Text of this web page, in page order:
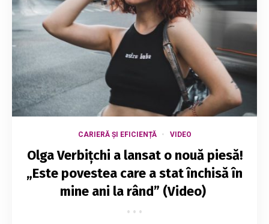
CARIERĂ ȘI EFICIENȚĂ VIDEO
Olga Verbițchi a lansat o nouă piesă!
„Este povestea care a stat închisă în
mine ani la rând” (Video)